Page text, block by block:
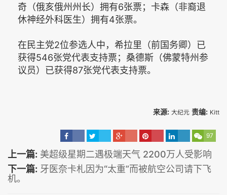
奇（俄亥俄州州长）拥有6张票；卡森（非裔退
休神经外科医生）拥有4张票。
在民主党2位参选人中，希拉里（前国务卿）已
获得546张党代表支持票；桑德斯（佛蒙特州参
议员）已获得87张党代表支持票。
来源: 大纪元 责编: Kitt
97
上一篇: 美超级星期二遇极端天气 2200万人受影响
下一篇: 牙医奈卡札因为“太重”而被航空公司请下飞
机。